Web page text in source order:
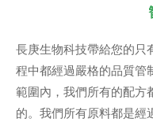
長庚生物科技帶給您的只
程中都經過嚴格的品質管
範圍內，我們所有的配方
的。我們所有原料都是經